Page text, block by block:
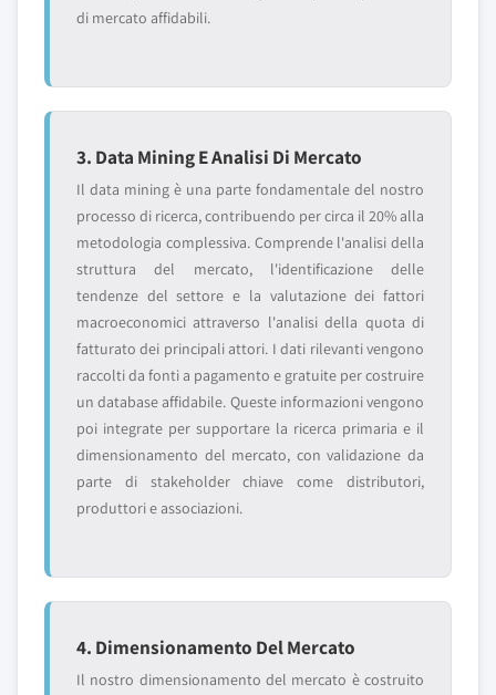
di mercato affidabili.
3. Data Mining E Analisi Di Mercato
Il data mining è una parte fondamentale del nostro
processo di ricerca, contribuendo per circa il 20% alla
metodologia complessiva. Comprende l'analisi della
struttura del mercato, l'identificazione delle
tendenze del settore e la valutazione dei fattori
macroeconomici attraverso l'analisi della quota di
fatturato dei principali attori. I dati rilevanti vengono
raccolti da fonti a pagamento e gratuite per costruire
un database affidabile. Queste informazioni vengono
poi integrate per supportare la ricerca primaria e il
dimensionamento del mercato, con validazione da
parte di stakeholder chiave come distributori,
produttori e associazioni.
4. Dimensionamento Del Mercato
Il nostro dimensionamento del mercato è costruito